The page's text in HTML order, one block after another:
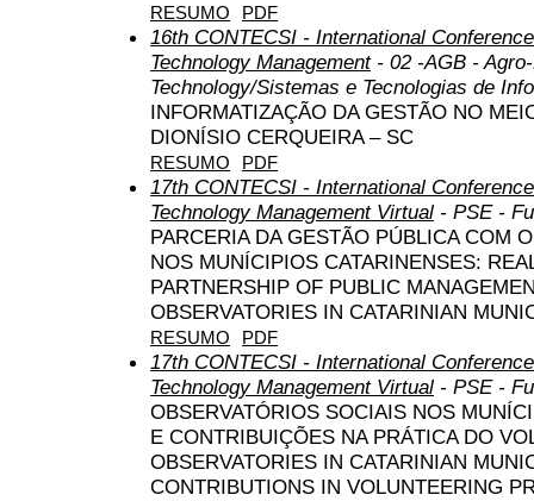
RESUMO PDF
16th CONTECSI - International
Technology Management- 02 -AGB -
Technology/Sistemas e Tecnologias de
INFORMATIZAÇÃO DA GESTÃO NO
DIONÍSIO CERQUEIRA – SC
RESUMO PDF
17th CONTECSI - International
Technology Management Virtual - PSE -
PARCERIA DA GESTÃO PÚBLICA COM
NOS MUNÍCIPIOS CATARINENSES:
PARTNERSHIP OF PUBLIC
OBSERVATORIES IN CATARINIAN
RESUMO PDF
17th CONTECSI - International
Technology Management Virtual - PSE -
OBSERVATÓRIOS SOCIAIS NOS
E CONTRIBUIÇÕES NA PRÁTICA DO
OBSERVATORIES IN CATARINIAN
CONTRIBUTIONS IN VOLUNTEERING